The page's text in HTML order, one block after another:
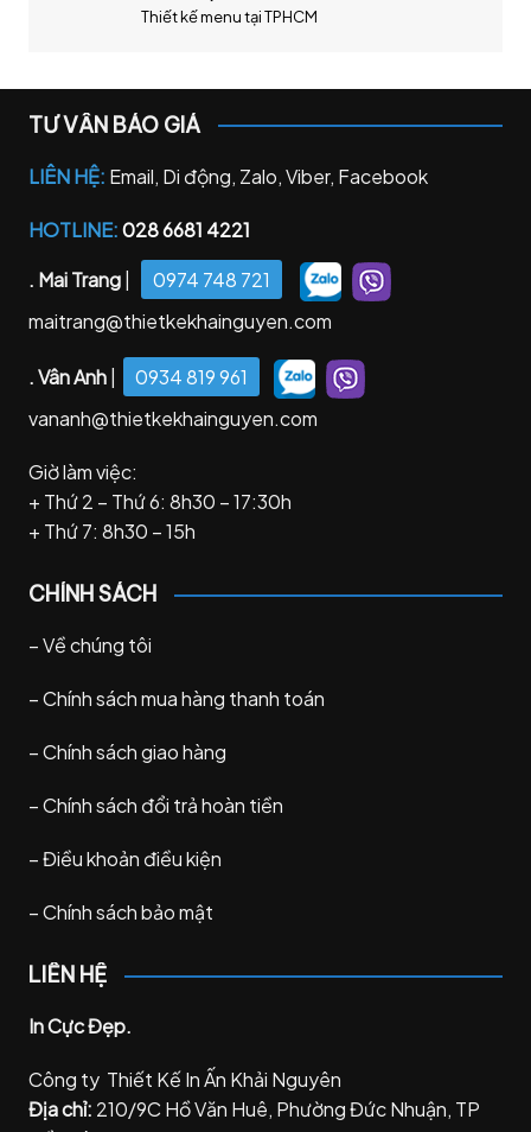
Thiết kế menu tại TPHCM
TƯ VẤN BÁO GIÁ
LIÊN HỆ: Email, Di động, Zalo, Viber, Facebook
HOTLINE:028 6681 4221
. Mai Trang|
0974 748 721
maitrang@thietkekhainguyen.com
. Vân Anh|
0934 819 961
vananh@thietkekhainguyen.com
Giờ làm việc:
+ Thứ 2 – Thứ 6: 8h30 – 17:30h
+ Thứ 7: 8h30 – 15h
CHÍNH SÁCH
–Về chúng tôi
–Chính sách mua hàng thanh toán
–Chính sách giao hàng
–Chính sách đổi trả hoàn tiền
–Điều khoản điều kiện
–Chính sách bảo mật
LIÊN HỆ
In Cực Đẹp.
Công ty Thiết Kế In Ấn Khải Nguyên
Địa chỉ: 210/9C Hồ Văn Huê, Phường Đức Nhuận, TP